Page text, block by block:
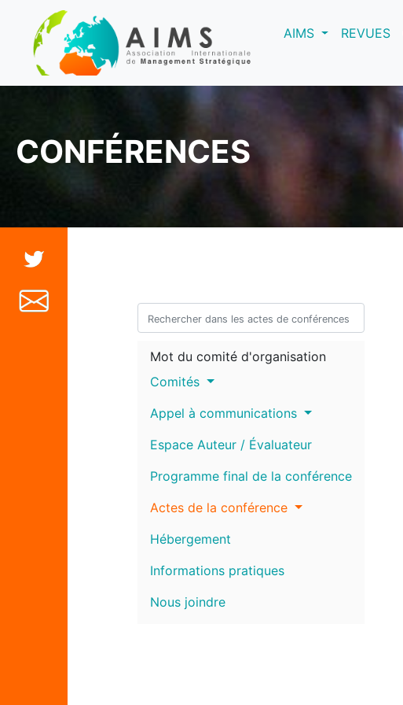
AIMS(current)REVUES
CONFÉRENCES
Mot du comité d'organisation
Comités
Appel à communications
Espace Auteur / Évaluateur
Programme final de la conférence
Actes de la conférence
Hébergement
Informations pratiques
Nous joindre